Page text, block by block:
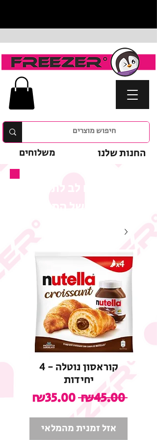
החנות שלנו משלוחים
המבצע של המוצר
קוראסון נוטלה - 4
יחידות
₪45.00
מחיר
רגיל
₪35.00 מחיר
מבצע
אזל זמנית מהמלאי